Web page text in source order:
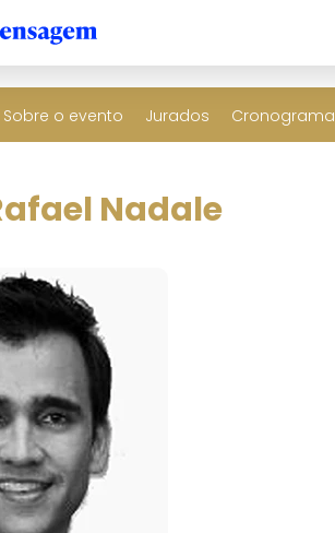
Sobre o evento Jurados
Nadale